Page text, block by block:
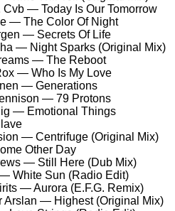
Cvb — Today Is Our Tomorrow
— The Color Of Night
— Secrets Of Life
— Night Sparks (Original Mix)
— The Reboot
— Who Is My Love
— Generations
— 79 Protons
— Emotional Things
— Centrifuge (Original Mix)
Other Day
— Still Here (Dub Mix)
White Sun (Radio Edit)
— Aurora (E.F.G. Remix)
Arslan — Highest (Original Mix)